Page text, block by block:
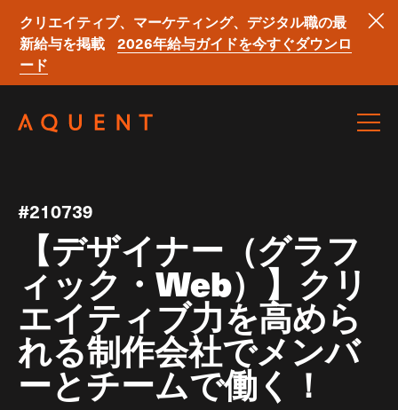
クリエイティブ、マーケティング、デジタル職の最
新給与を掲載
2026年給与ガイドを今すぐダウンロ
ード
#210739
【デザイナー（グラフ
ィック・Web）】クリ
エイティブ力を高めら
れる制作会社でメンバ
ーとチームで働く！